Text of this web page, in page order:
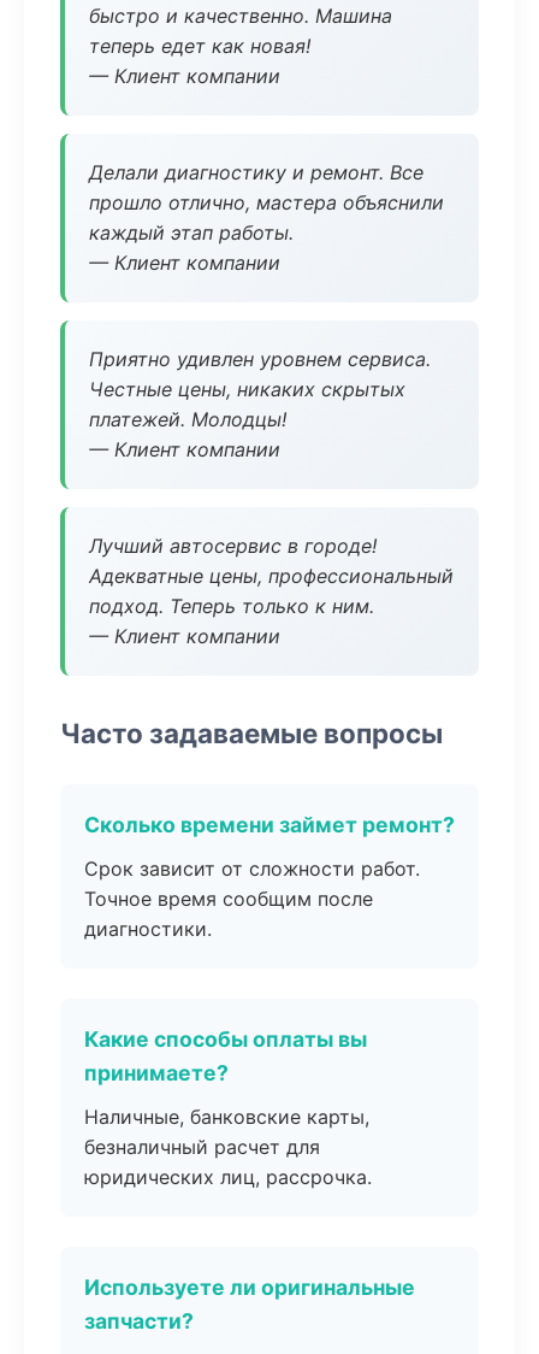
быстро и качественно. Машина
теперь едет как новая!
— Клиент компании
Делали диагностику и ремонт. Все
прошло отлично, мастера объяснили
каждый этап работы.
— Клиент компании
Приятно удивлен уровнем сервиса.
Честные цены, никаких скрытых
платежей. Молодцы!
— Клиент компании
Лучший автосервис в городе!
Адекватные цены, профессиональный
подход. Теперь только к ним.
— Клиент компании
Часто задаваемые вопросы
Сколько времени займет ремонт?
Срок зависит от сложности работ.
Точное время сообщим после
диагностики.
Какие способы оплаты вы
принимаете?
Наличные, банковские карты,
безналичный расчет для
юридических лиц, рассрочка.
Используете ли оригинальные
запчасти?